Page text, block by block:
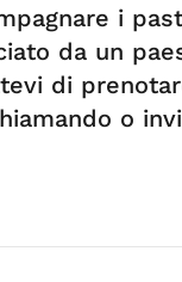
i
da un
di
o